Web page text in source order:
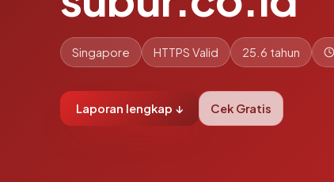
Singapore HTTPS Valid 25.6 tahun
Laporan lengkap ↓ Cek Gratis